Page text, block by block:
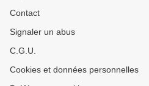
Contact
Signaler un abus
C.G.U.
Cookies et données personnelles